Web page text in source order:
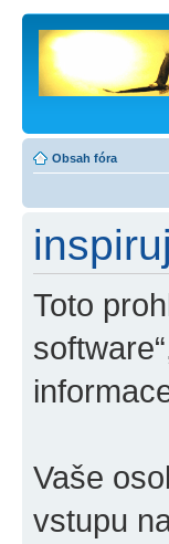
Obsah fóra
Toto
Vaše
vstupu